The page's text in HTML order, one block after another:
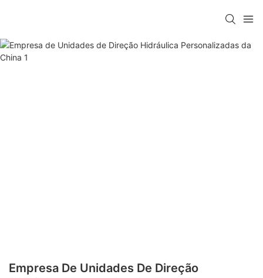
Empresa De Unidades De Direção